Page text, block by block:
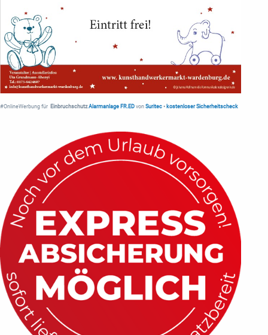
#OnlineWerbung für Einbruchschutz Alarmanlage FR.ED von Suritec • kostenloser Sicherheitscheck